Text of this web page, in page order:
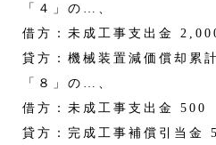
「４」の…、
借方：未成工事支出金
貸方：機械装置減価償却累
「８」の…、
借方：未成工事支出金 500
貸方：完成工事補償引当金